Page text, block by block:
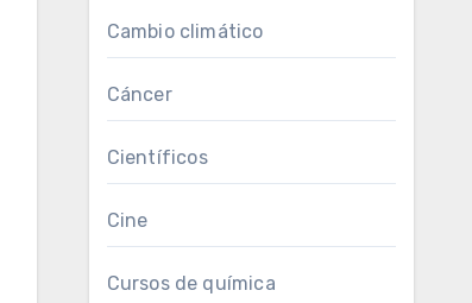
Cambio climático
Cáncer
Científicos
Cine
Cursos de química